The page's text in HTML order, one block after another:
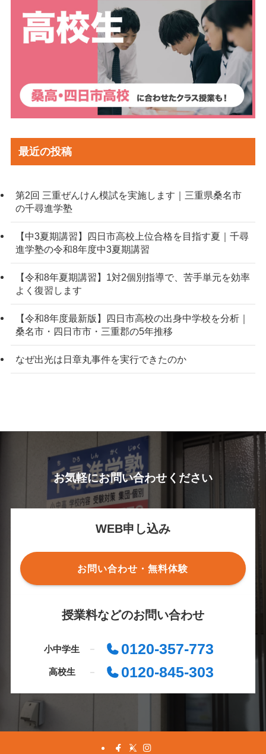
最近の投稿
第2回 三重ぜんけん模試を実施します｜三重県桑名市
の千尋進学塾
【中3夏期講習】四日市高校上位合格を目指す夏｜千尋
進学塾の令和8年度中3夏期講習
【令和8年夏期講習】1対2個別指導で、苦手単元を効率
よく復習します
【令和8年度最新版】四日市高校の出身中学校を分析｜
桑名市・四日市市・三重郡の5年推移
なぜ出光は日章丸事件を実行できたのか
お気軽にお問い合わせください
WEB申し込み
お問い合わせ・無料体験
授業料などのお問い合わせ
小中学生 0120-357-773
高校生 0120-845-303